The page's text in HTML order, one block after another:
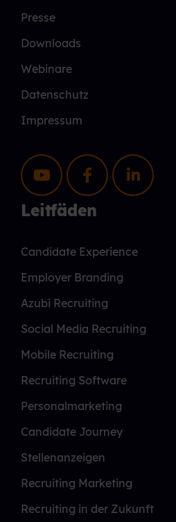
Presse
Downloads
Webinare
Datenschutz
Impressum
Leitfäden
Candidate Experience
Employer Branding
Azubi Recruiting
Social Media Recruiting
Mobile Recruiting
Recruiting Software
Personalmarketing
Candidate Journey
Stellenanzeigen
Recruiting Marketing
Recruiting in der Zukunft